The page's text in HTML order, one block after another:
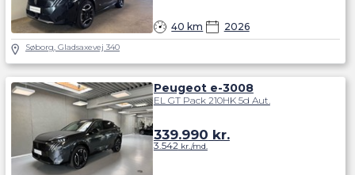
nypriser her .
40 km 2026
Søborg, Gladsaxevej 340
Peugeot e-3008
EL GT Pack 210HK 5d Aut.
339.990 kr.
3.542kr./md.